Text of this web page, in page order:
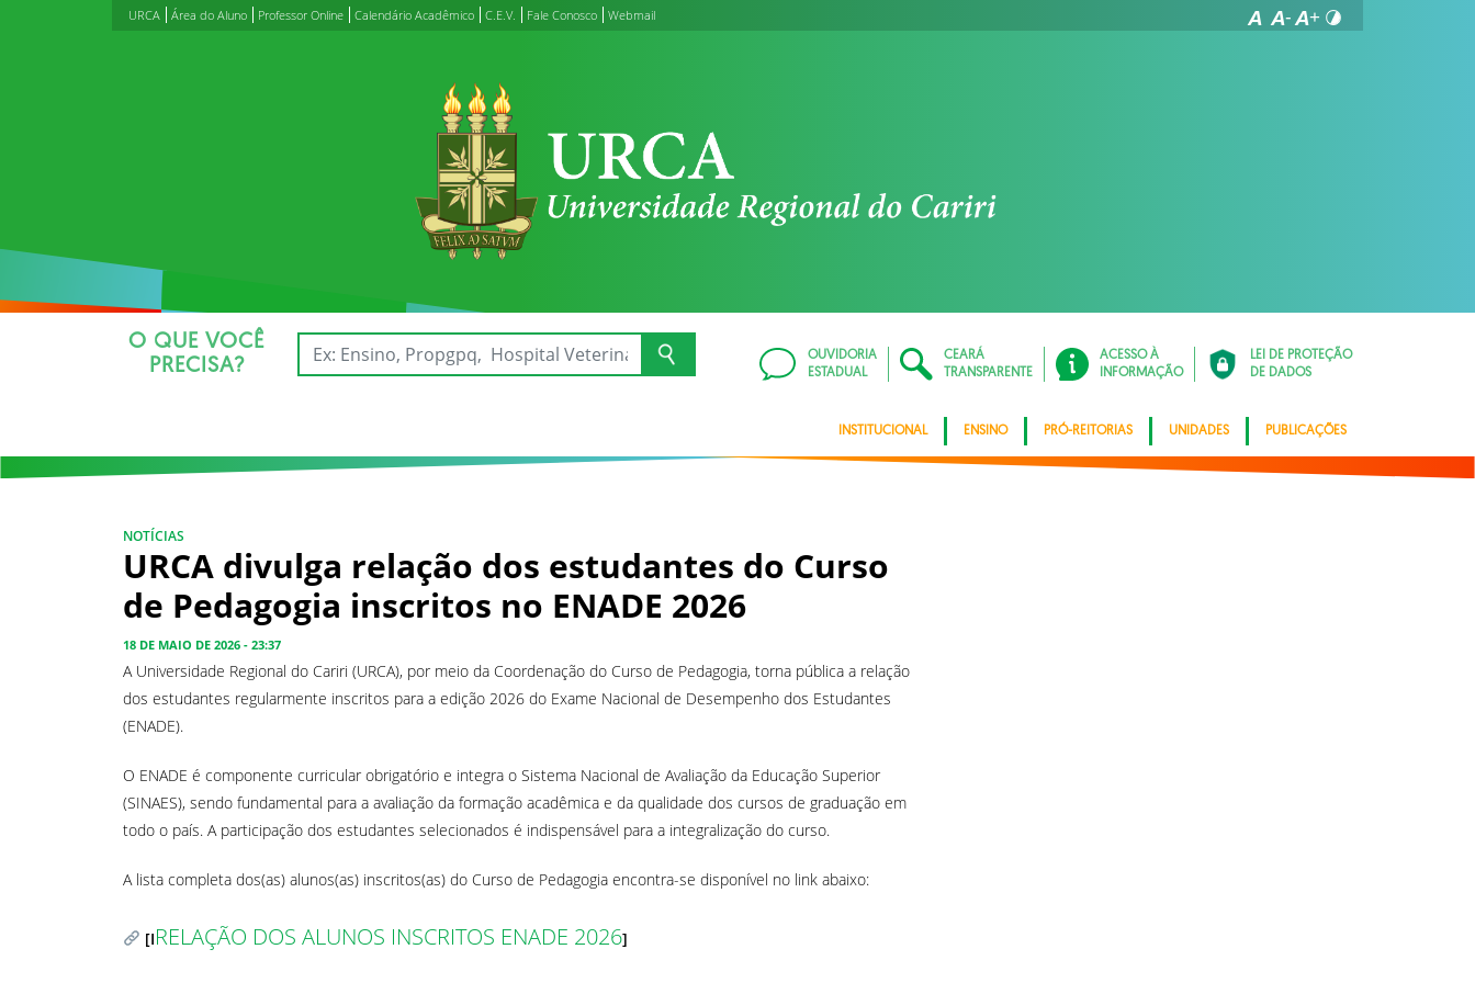
URCA Área do Aluno Professor Online Calendário Acadêmico C.E.V. Fale Conosco Webmail
O QUE VOCÊ
PRECISA?
OUVIDORIA
ESTADUAL
CEARÁ
TRANSPARENTE
ACESSO À
INFORMAÇÃO
LEI DE PROTEÇÃO
DE DADOS
INSTITUCIONAL ENSINO PRÓ-REITORIAS UNIDADES PUBLICAÇÕES
NOTÍCIAS
URCA divulga relação dos estudantes do Curso
de Pedagogia inscritos no ENADE 2026
18 DE MAIO DE 2026 - 23:37
A Universidade Regional do Cariri (URCA), por meio da Coordenação do Curso de Pedagogia, torna pública a relação
dos estudantes regularmente inscritos para a edição 2026 do Exame Nacional de Desempenho dos Estudantes
(ENADE).
O ENADE é componente curricular obrigatório e integra o Sistema Nacional de Avaliação da Educação Superior
(SINAES), sendo fundamental para a avaliação da formação acadêmica e da qualidade dos cursos de graduação em
todo o país. A participação dos estudantes selecionados é indispensável para a integralização do curso.
A lista completa dos(as) alunos(as) inscritos(as) do Curso de Pedagogia encontra-se disponível no link abaixo:
[IRELAÇÃO DOS ALUNOS INSCRITOS ENADE 2026]